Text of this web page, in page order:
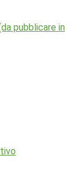
pubblicare in